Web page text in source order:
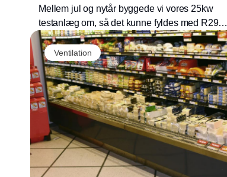
Mellem jul og nytår byggede vi vores 25kw
testanlæg om, så det kunne fyldes med R290 /
Propan kølemiddel. Det gjorde det mulig at
udføre test på R290 kompressorer og
indregulere / tune vores frekvensomformere til
anlæg med denne type kølemiddel.
Ventilation